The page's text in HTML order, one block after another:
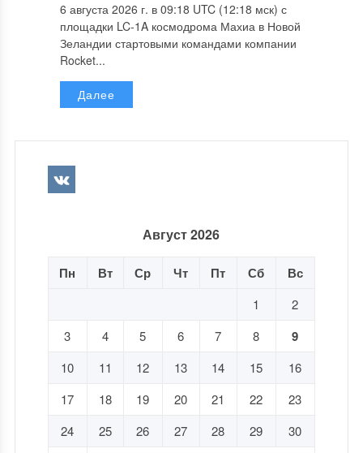
6 августа 2026 г. в 09:18 UTC (12:18 мск) с
площадки LC-1A космодрома Махиа в Новой
Зеландии стартовыми командами компании
Rocket...
Далее
Август 2026
Пн Вт Ср Чт Пт Сб Вс
1
2
3
4 5 6 7 8 9
10 11 12 13 14 15
16
17
18 19 20 21 22
23
24
25 26 27 28 29
30